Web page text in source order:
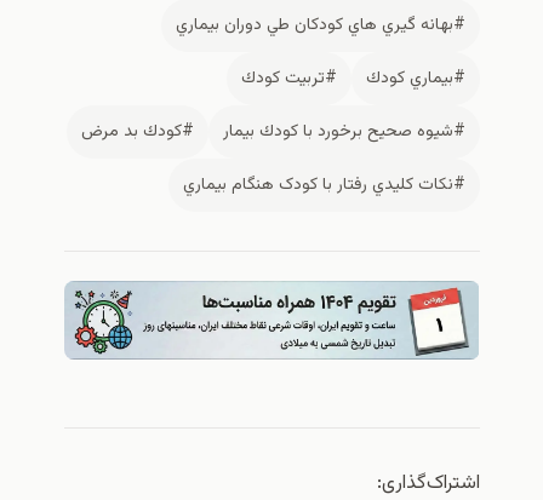
#بهانه گيري هاي کودکان طي دوران بيماري
#بيماري كودك
#تربيت كودك
#شيوه صحيح برخورد با كودك بيمار
#كودك بد مرض
#نکات کليدي رفتار با کودک هنگام بيماري
اشتراک‌گذاری: